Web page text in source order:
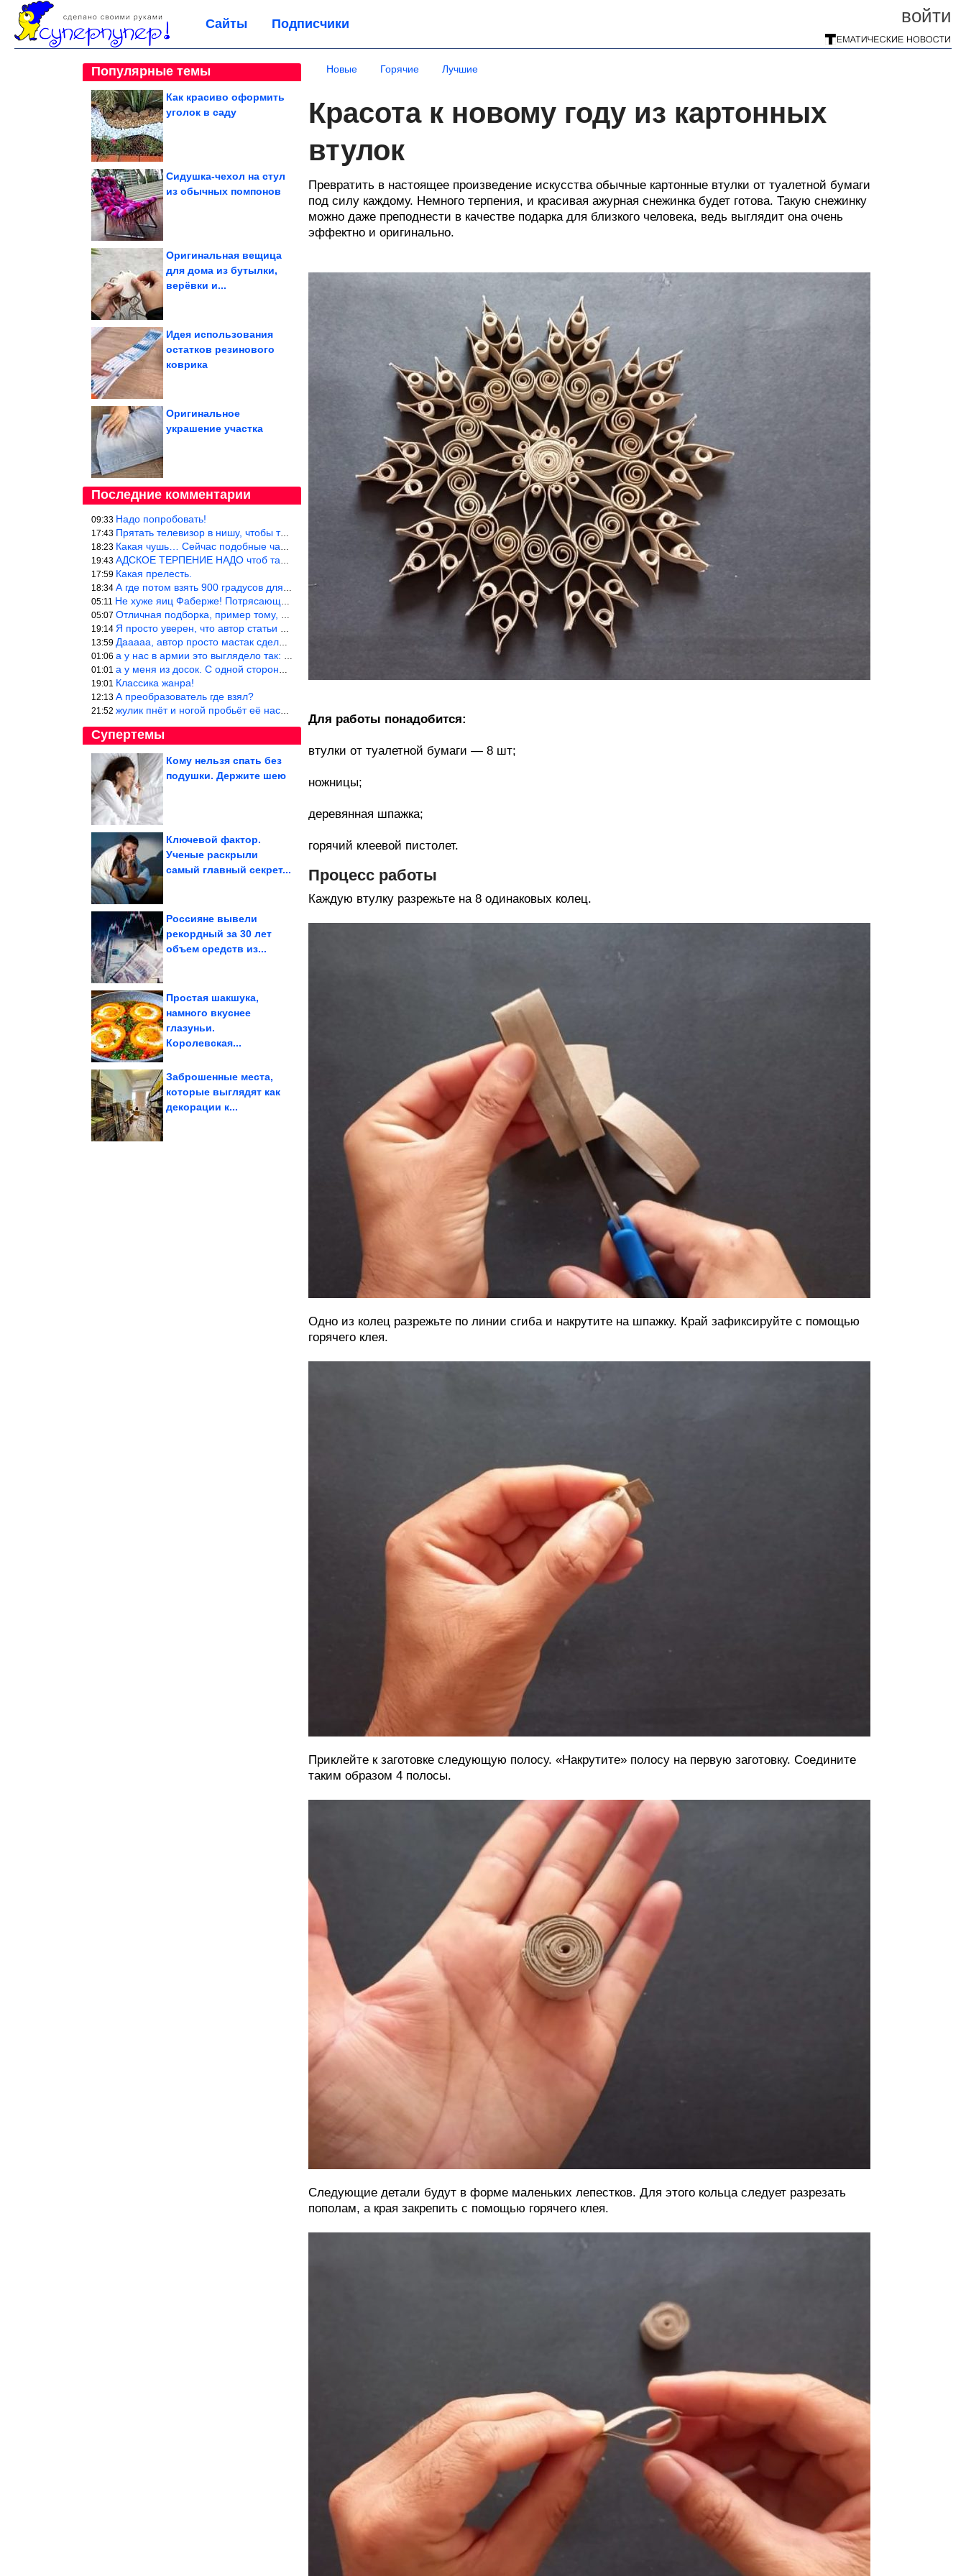
войти
Сайты Подписчики
Популярные темы
Как красиво оформить
уголок в саду
Сидушка-чехол на стул
из обычных помпонов
Оригинальная вещица
для дома из бутылки,
верёвки и...
Идея использования
остатков резинового
коврика
Оригинальное
украшение участка
Последние комментарии
09:33 Надо попробовать!
17:43 Прятать телевизор в нишу, чтобы тепло от ТВ не отводилось и теле
18:23 Какая чушь… Сейчас подобные часы в магазине стоят меньше 10 долл
19:43 АДСКОЕ ТЕРПЕНИЕ НАДО чтоб такое вышить
17:59 Какая прелесть.
18:34 А где потом взять 900 градусов для обжига?
05:11 Не хуже яиц Фаберже! Потрясающе!!! Молодчина....!!!
05:07 Отличная подборка, пример тому, чем можно и сейчас заниматься…
19:14 Я просто уверен, что автор статьи никогда не будет использовать
13:59 Дааааа, автор просто мастак сделать интригу на ровном месте! А н
01:06 а у нас в армии это выглядело так: снизу полозья из сваренные тр
01:01 а у меня из досок. С одной стороны сарай, а другая половина — ду
19:01 Классика жанра!
12:13 А преобразователь где взял?
21:52 жулик пнёт и ногой пробьёт её насквозь. Но даже если и никогда н
Супертемы
Кому нельзя спать без
подушки. Держите шею
Секретный советский
Ключевой фактор.
Ученые раскрыли
самый главный секрет...
Россияне вывели
рекордный за 30 лет
объем средств из...
Простая шакшука,
намного вкуснее
глазуньи.
Королевская...
Как их исправить за 1
Заброшенные места,
которые выглядят как
декорации к...
Новый способ
похудения
Новые Горячие Лучшие
Красота к новому году из картонных
втулок
Превратить в настоящее произведение искусства обычные картонные втулки от туалетной бумаги
под силу каждому. Немного терпения, и красивая ажурная снежинка будет готова. Такую снежинку
можно даже преподнести в качестве подарка для близкого человека, ведь выглядит она очень
эффектно и оригинально.
Для работы понадобится:
втулки от туалетной бумаги — 8 шт;
ножницы;
деревянная шпажка;
горячий клеевой пистолет.
Процесс работы
Каждую втулку разрежьте на 8 одинаковых колец.
Одно из колец разрежьте по линии сгиба и накрутите на шпажку. Край зафиксируйте с помощью
горячего клея.
Приклейте к заготовке следующую полосу. «Накрутите» полосу на первую заготовку. Соедините
таким образом 4 полосы.
Следующие детали будут в форме маленьких лепестков. Для этого кольца следует разрезать
пополам, а края закрепить с помощью горячего клея.